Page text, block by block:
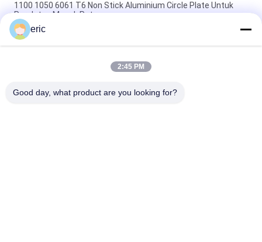
1100 1050 6061 T6 Non Stick Aluminium Circle Plate Untuk
Peralatan Masak Pot
Plat Aluminium Bulat 3003 DC Lingkaran Aluminium Untuk
pembuatan peralatan masak
Non Stick 1050 3003 5052 Aluminium Round Circle Untuk
eric
2:45 PM
Good day, what product are you looking for?